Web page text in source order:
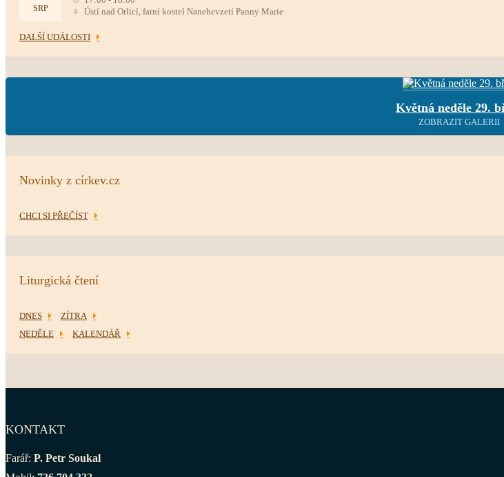
SRP
Ústí nad Orlicí, farní kostel Nanebevzetí Panny Marie
DALŠÍ UDÁLOSTI
Květná neděle 29.
ZOBRAZIT GALERII
Novinky z církev.cz
CHCI SI PŘEČÍST
Liturgická čtení
DNES
ZÍTRA
NEDĚLE
KALENDÁŘ
KONTAKT
Farář: P. Petr Soukal